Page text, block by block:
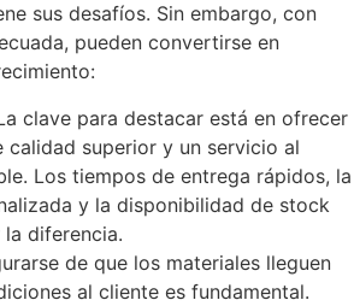
sus desafíos. Sin embargo, con
pueden convertirse en
clave para destacar está en ofrecer
calidad superior y un servicio al
Los tiempos de entrega rápidos, la
y la disponibilidad de stock
diferencia.
de que los materiales lleguen
al cliente es fundamental.